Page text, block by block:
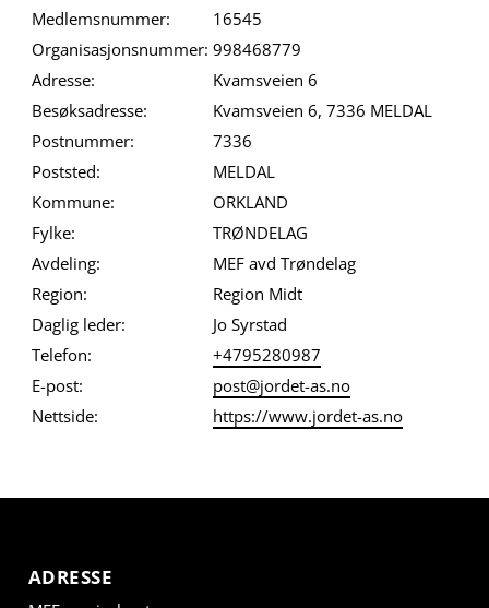
Medlemsnummer:
16545
Organisasjonsnummer: 998468779
Adresse:
Kvamsveien 6
Besøksadresse:
Kvamsveien 6, 7336 MELDAL
Postnummer:
7336
Poststed:
MELDAL
Kommune:
ORKLAND
Fylke:
TRØNDELAG
Avdeling:
MEF avd Trøndelag
Region:
Region Midt
Daglig leder:
Jo Syrstad
Telefon:
+4795280987
E-post:
post@jordet-as.no
Nettside:
https://www.jordet-as.no
ADRESSE